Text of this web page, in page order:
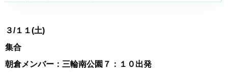
３/１１(土)
集合
朝倉メンバー：三輪南公園７：１０出発